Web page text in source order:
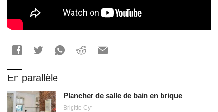
En parallèle
Plancher de salle de bain en brique
Brigitte Cyr